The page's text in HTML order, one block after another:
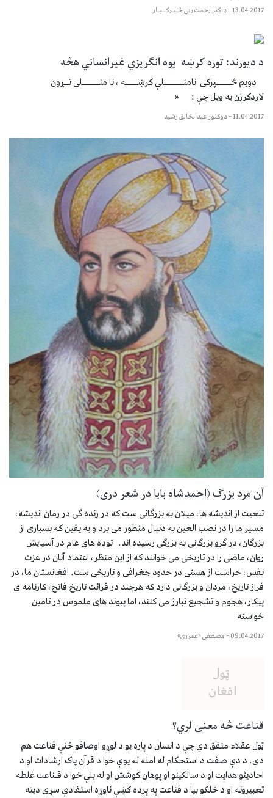
13.04.2017
–ډاکتر رحمت ربی ځـیـرکــیـار
د دیورند: توره کرښه یوه انګریزي غیرانساني هڅه
دویم څــــــپرکی نامنــــــــلې کرښـــــه ، نا منـــــــلی تــړون
لاردکرزن به ویل چې : «
11.04.2017
–دوکتور عبدالخالق رشید
آن مرد بزرگ (احمدشاه بابا در شعر دری)
تبعیت از اندیشه ها، میلان به بزرگانی ست که در زنده گی در زمان اندیشه،
مسیر ما را در نصب العین به دنبال منظور می برد و به یقین که بسیاری از
بزرگان، در گرو بزرگانی به بزرگی رسیده اند. توده های عام در آسیایش
روان، ماضی را در تاریخی می خوانند که از این منظر، اعتماد آنان در عزت
نفس، حراست از هستی در حدود جغرافی و تاریخی ست. افغانستان ما، در
فراز تاریخ، مردان و بزرگانی دارد که هرچند در قرائت تاریخ فاتح، کارنامه ی
پیکار، هجوم و تشجیع تبارز می کنند، اما پیوند های ملموس در تامین
خواسته
09.04.2017
–مصطفی «عمرزی»
قناعت څه معنی لري؟
ټول عقلاء متفق دي چې د انسان د پاره یو د لوړو اوصافو ځنې قناعت هم
دی. د دې صفت د استحکام له امله له یوې خوا د قرآن پاک ارشادات او د
احادیثو هدایت او د سالکینو او پوهان کوشش او له بلې خوا د قـناعت غلطه
تعبیرونه او د خلکو بیا د قناعت په پرده کښې ناوړه استفادې سړی دیته